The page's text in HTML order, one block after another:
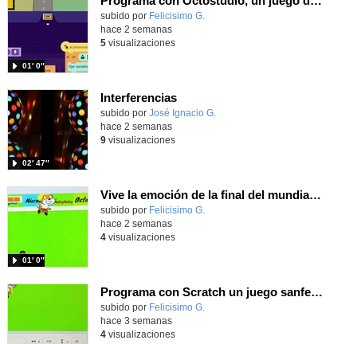
Contenido educativo.
subido por Felicisimo G.
01′ 0″
hace 2 semanas
5visualizaciones
Interferencias
Contenido educativo.
subido por José Ignacio G.
02′ 47″
hace 2 semanas
9visualizaciones
Vive la emoción de la final del mundial 2026, programando con Scratch un juego de toques.
Contenido educativo.
subido por Felicisimo G.
01′ 0″
hace 2 semanas
4visualizaciones
Programa con Scratch un juego sanferminero con Mikel Merino evitando toros y dando toques al balón.
Contenido educativo.
subido por Felicisimo G.
hace 3 semanas
4visualizaciones